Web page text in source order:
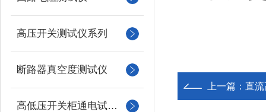
高压开关测试仪系列
断路器真空度测试仪
高低压开关柜通电试验台
上一篇： 直